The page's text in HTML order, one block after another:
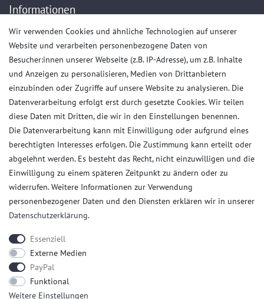
Informationen
Impressum
AGB
Daten­schutz­erklärung
Widerrufs­recht
Kaufvertrag widerrufen
Kunden Service
Anmelden
Registrieren
Zahlungsarten
Versandkosten
Wir verwenden Cookies und ähnliche Technologien auf unserer
Website und verarbeiten personenbezogene Daten von
Besucher:innen unserer Webseite (z.B. IP-Adresse), um z.B. Inhalte
und Anzeigen zu personalisieren, Medien von Drittanbietern
einzubinden oder Zugriffe auf unsere Website zu analysieren. Die
Datenverarbeitung erfolgt erst durch gesetzte Cookies. Wir teilen
diese Daten mit Dritten, die wir in den Einstellungen benennen.
Die Datenverarbeitung kann mit Einwilligung oder aufgrund eines
berechtigten Interesses erfolgen. Die Zustimmung kann erteilt oder
abgelehnt werden. Es besteht das Recht, nicht einzuwilligen und die
Einwilligung zu einem späteren Zeitpunkt zu ändern oder zu
widerrufen. Weitere Informationen zur Verwendung
personenbezogener Daten und den Diensten erklären wir in unserer
Daten­schutz­erklärung.
Essenziell
Externe Medien
PayPal
Funktional
Weitere Einstellungen